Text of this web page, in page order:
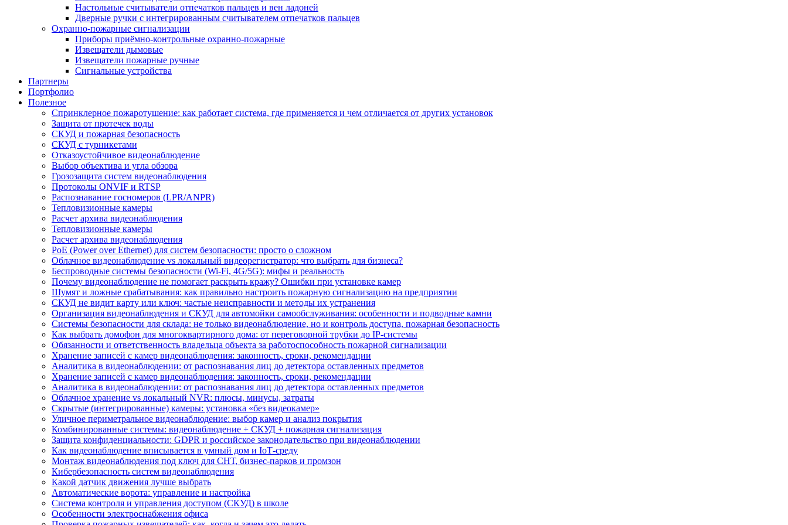
Настольные считыватели отпечатков пальцев и вен ладоней
Дверные ручки с интегрированным считывателем отпечатков пальцев
Охранно-пожарные сигнализации
Приборы приёмно-контрольные охранно-пожарные
Извещатели дымовые
Извещатели пожарные ручные
Сигнальные устройства
Партнеры
Портфолио
Полезное
Спринклерное пожаротушение: как работает система, где применяется и чем отличается от других установок
Защита от протечек воды
СКУД и пожарная безопасность
СКУД с турникетами
Отказоустойчивое видеонаблюдение
Выбор объектива и угла обзора
Грозозащита систем видеонаблюдения
Протоколы ONVIF и RTSP
Распознавание госномеров (LPR/ANPR)
Тепловизионные камеры
Расчет архива видеонаблюдения
Тепловизионные камеры
Расчет архива видеонаблюдения
PoE (Power over Ethernet) для систем безопасности: просто о сложном
Облачное видеонаблюдение vs локальный видеорегистратор: что выбрать для бизнеса?
Беспроводные системы безопасности (Wi-Fi, 4G/5G): мифы и реальность
Почему видеонаблюдение не помогает раскрыть кражу? Ошибки при установке камер
Шумят и ложные срабатывания: как правильно настроить пожарную сигнализацию на предприятии
СКУД не видит карту или ключ: частые неисправности и методы их устранения
Организация видеонаблюдения и СКУД для автомойки самообслуживания: особенности и подводные камни
Системы безопасности для склада: не только видеонаблюдение, но и контроль доступа, пожарная безопасность
Как выбрать домофон для многоквартирного дома: от переговорной трубки до IP-системы
Обязанности и ответственность владельца объекта за работоспособность пожарной сигнализации
Хранение записей с камер видеонаблюдения: законность, сроки, рекомендации
Аналитика в видеонаблюдении: от распознавания лиц до детектора оставленных предметов
Хранение записей с камер видеонаблюдения: законность, сроки, рекомендации
Аналитика в видеонаблюдении: от распознавания лиц до детектора оставленных предметов
Облачное хранение vs локальный NVR: плюсы, минусы, затраты
Скрытые (интегрированные) камеры: установка «без видеокамер»
Уличное периметральное видеонаблюдение: выбор камер и анализ покрытия
Комбинированные системы: видеонаблюдение + СКУД + пожарная сигнализация
Защита конфиденциальности: GDPR и российское законодательство при видеонаблюдении
Как видеонаблюдение вписывается в умный дом и IoT‑среду
Монтаж видеонаблюдения под ключ для СНТ, бизнес‑парков и промзон
Кибербезопасность систем видеонаблюдения
Какой датчик движения лучше выбрать
Автоматические ворота: управление и настройка
Система контроля и управления доступом (СКУД) в школе
Особенности электроснабжения офиса